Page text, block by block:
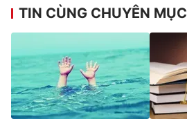
TIN CÙNG CHUYÊN MỤC